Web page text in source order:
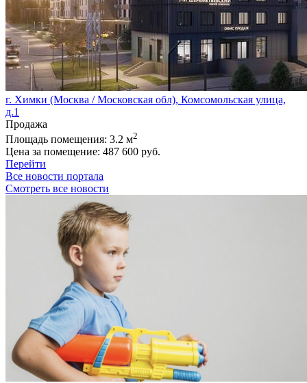
г. Химки (Москва / Московская обл), Комсомольская улица,
д.1
Продажа
Площадь помещения: 3.2 м2
Цена за помещение: 487 600 руб.
Перейти
Все новости портала
Смотреть все новости